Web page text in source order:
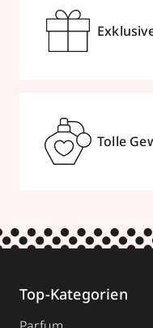
Tolle
Top-Kategorien